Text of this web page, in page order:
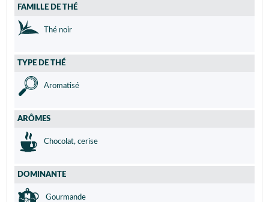
FAMILLE DE THÉ
Thé noir
TYPE DE THÉ
Aromatisé
ARÔMES
Chocolat, cerise
DOMINANTE
Gourmande